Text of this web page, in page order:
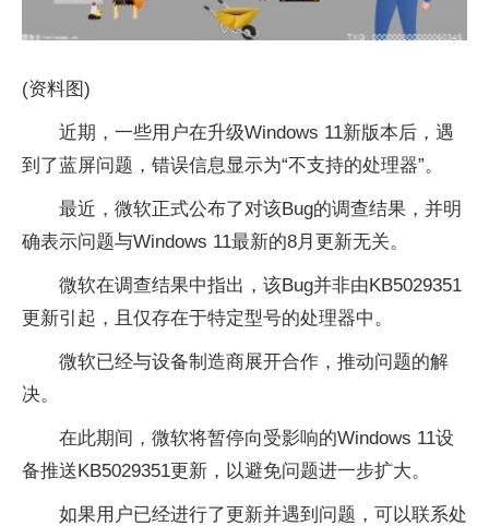
(资料图)
近期，一些用户在升级Windows 11新版本后，遇
到了蓝屏问题，错误信息显示为“不支持的处理器”。
最近，微软正式公布了对该Bug的调查结果，并明
确表示问题与Windows 11最新的8月更新无关。
微软在调查结果中指出，该Bug并非由KB5029351
更新引起，且仅存在于特定型号的处理器中。
微软已经与设备制造商展开合作，推动问题的解
决。
在此期间，微软将暂停向受影响的Windows 11设
备推送KB5029351更新，以避免问题进一步扩大。
如果用户已经进行了更新并遇到问题，可以联系处